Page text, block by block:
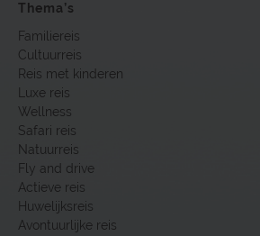
Thema’s
Familiereis
Cultuurreis
Reis met kinderen
Luxe reis
Wellness
Safari reis
Natuurreis
Fly and drive
Actieve reis
Huwelijksreis
Avontuurlijke reis